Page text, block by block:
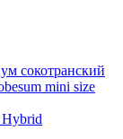
сокотранский
mini size